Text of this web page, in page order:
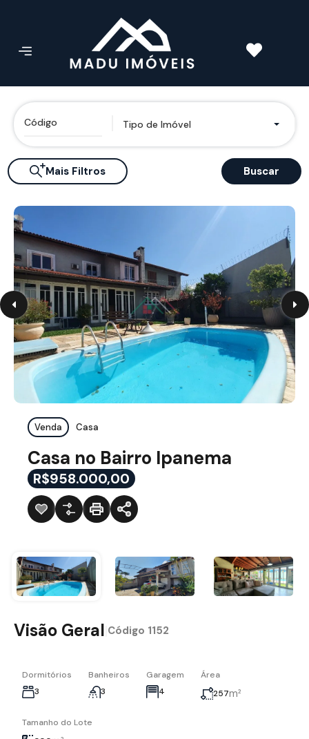
Tipo de Imóvel
Mais Filtros Buscar
Venda Casa
Casa no Bairro Ipanema
R$958.000,00
Visão Geral Código 1152
Dormitórios
3
Banheiros
3
Garagem
4
Área
257m²
Tamanho do Lote